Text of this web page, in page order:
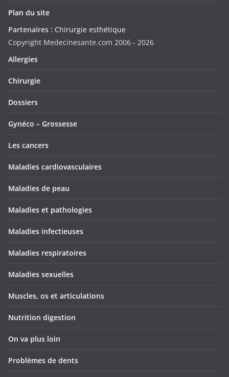
Plan du site
Partenaires : Chirurgie esthétique
Copyright Medecinesante.com 2006 - 2026
Allergies
Chirurgie
Dossiers
Gynéco – Grossesse
Les cancers
Maladies cardiovasculaires
Maladies de peau
Maladies et pathologies
Maladies infectieuses
Maladies respiratoires
Maladies sexuelles
Muscles, os et articulations
Nutrition digestion
On va plus loin
Problèmes de dents